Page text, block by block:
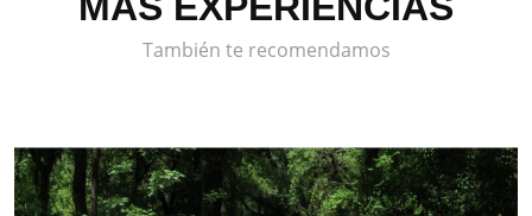
También te recomendamos